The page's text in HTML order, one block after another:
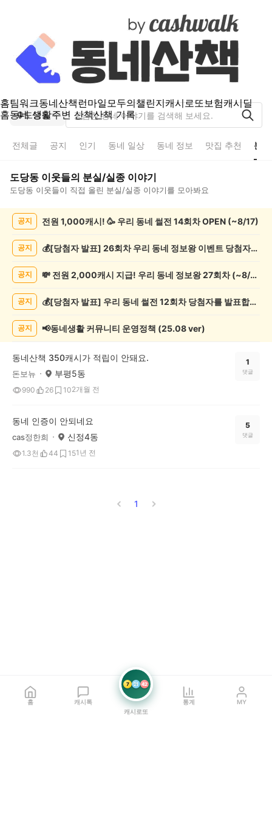
홈팀워크동네산책런마일모두의챌린지캐시로또보험캐시딜
홈동네 생활주변 산책산책 기록
도당동
전체글 공지 인기 동네 일상 동네 정보 맛집 추천 분
도당동 이웃들의 분실/실종 이야기
도당동 이웃들이 직접 올린 분실/실종 이야기를 모아봐요
록
공지 전원 1,000캐시! 🥳 우리 동네 썰전 14회차 OPEN (~8/17)
공지 💰[당첨자 발표] 26회차 우리 동네 정보왕 이벤트 당첨자를 발표합니다!
공지 💸 전원 2,000캐시 지급! 우리 동네 정보왕 27회차 (~8/10)
공지 💰[당첨자 발표] 우리 동네 썰전 12회차 당첨자를 발표합니다!
공지 📢동네생활 커뮤니티 운영정책 (25.08 ver)
동네산책 350캐시가 적립이 안돼요.
돈보뉴 부평5동
990 26 102개월 전
1
댓글
동네 인증이 안되네요
cas정한희 신정4동
1.3천 44 151년 전
5
댓글
1
홈 캐시톡
7 21 42
캐시로또
통계 MY